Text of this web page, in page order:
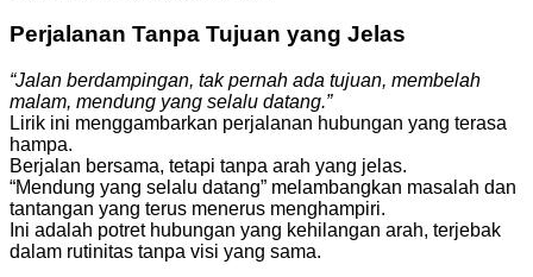
Perjalanan Tanpa Tujuan yang Jelas
“Jalan berdampingan, tak pernah ada tujuan, membelah
malam, mendung yang selalu datang.”
Lirik ini menggambarkan perjalanan hubungan yang terasa
hampa.
Berjalan bersama, tetapi tanpa arah yang jelas.
“Mendung yang selalu datang” melambangkan masalah dan
tantangan yang terus menerus menghampiri.
Ini adalah potret hubungan yang kehilangan arah, terjebak
dalam rutinitas tanpa visi yang sama.